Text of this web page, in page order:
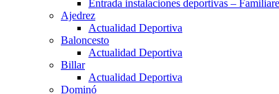
Entrada instalaciones deportivas –
Ajedrez
Actualidad Deportiva
Baloncesto
Actualidad Deportiva
Billar
Actualidad Deportiva
Dominó